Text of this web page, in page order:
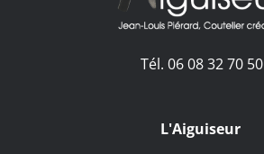
Tél. 06 08 32 70 50
L'Aiguiseur